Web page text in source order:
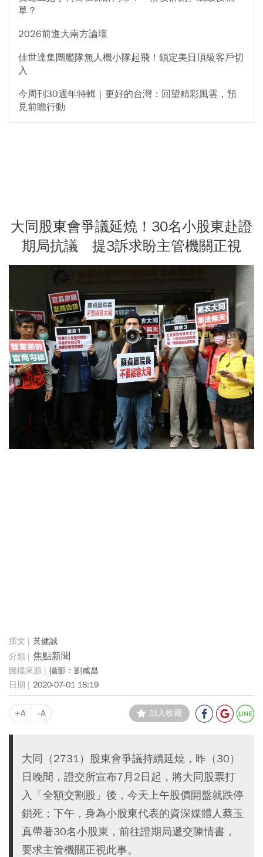
草？
2026前進大南方論壇
佳世達集團艦隊無人機小隊起飛！鎖定美日頂級客戶切
入
今周刊30週年特輯｜更好的台灣：回望精彩風雲，預
見前瞻行動
大同股東會爭議延燒！30名小股東赴證
期局抗議 提3訴求盼主管機關正視
黃健誠
焦點新聞
攝影：劉咸昌
2020-07-01 18:19
+A -A 加入收藏
大同（2731）股東會爭議持續延燒，昨（30）
日晚間，證交所宣布7月2日起，將大同股票打
入「全額交割股」後，今天上午股價開盤就跌停
鎖死；下午，身為小股東代表的資深媒體人蔡玉
真帶著30名小股東，前往證期局遞交陳情書，
要求主管機關正視此事。